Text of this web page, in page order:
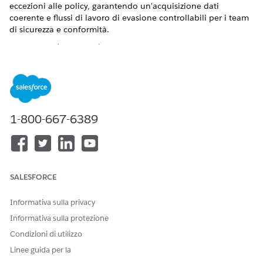
eccezioni alle policy, garantendo un'acquisizione dati
coerente e flussi di lavoro di evasione controllabili per i team
di sicurezza e conformità.
VERSIONI (EDITION) RICHIESTE
Disponibile nelle versioni: Lightning Experience
Disponibile in:
Distribuire questo modello per offrire ai dipendenti un
Distribuire questo modello per offrire ai dipendenti un
policy di sicurezza.
1-800-667-6389
SALESFORCE
Informativa sulla privacy
Informativa sulla protezione
Condizioni di utilizzo
Linee guida per la